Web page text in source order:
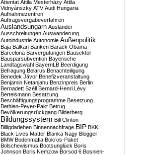
Attentat Attila Mesterházy Attila
Vidnyánszky ATV Audi Hungaria
Aufnahmezentren
Auftragsvergabeverfahren
Auslandsungarn Ausländer
Ausschreitungen Auswanderung
Autoindustrie Autonomie Außenpolitik
Baja Balkan Banken Barack Obama
Barcelona Barvergütungen Bausektor
Bausparsubvention Bayerische
Landtagswahl BayernLB Beerdigung
Befragung Belarus Benachteiligung
Benedek Jávor Benefizveranstaltung
Benjamin Netanjahu Benzinpreis Berlin
Bernadett Széll Bernard-Henri Lévy
Bertelsmann Besatzung
Beschäftigungsprogramme Besetzung
Bethlen-Peyer-Pakt Betrug
Bevölkerungsrückgang Bilderberg
Bildungssystem Bill Clinton
Billigdarlehen Binnennachfrage BIP BKK
Black Lives Matter Blanka Nagy Blogger
BMW Bodenmafia Bokros-Paket
Bolschewismus Bootsunglück Boris
Johnson Boris Nemzow Borsod 6 Bosnien-